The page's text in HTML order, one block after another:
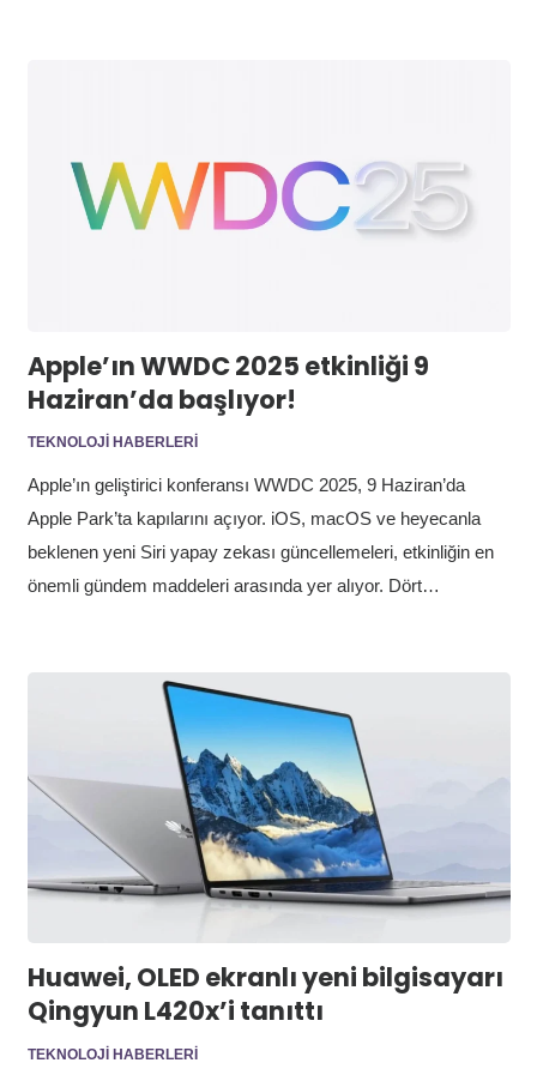
Apple’ın WWDC 2025 etkinliği 9
Haziran’da başlıyor!
TEKNOLOJI HABERLERI
Apple’ın geliştirici konferansı WWDC 2025, 9 Haziran’da
Apple Park’ta kapılarını açıyor. iOS, macOS ve heyecanla
beklenen yeni Siri yapay zekası güncellemeleri, etkinliğin en
önemli gündem maddeleri arasında yer alıyor. Dört…
Huawei, OLED ekranlı yeni bilgisayarı
Qingyun L420x’i tanıttı
TEKNOLOJI HABERLERI